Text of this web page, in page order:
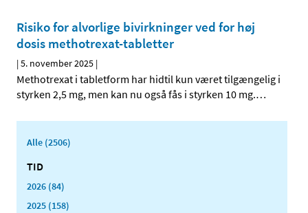
Risiko for alvorlige bivirkninger ved for høj
dosis methotrexat-tabletter
|5. november 2025 |
Methotrexat i tabletform har hidtil kun været tilgængelig i
styrken 2,5 mg, men kan nu også fås i styrken 10 mg.…
Alle (2506)
TID
2026 (84)
2025 (158)